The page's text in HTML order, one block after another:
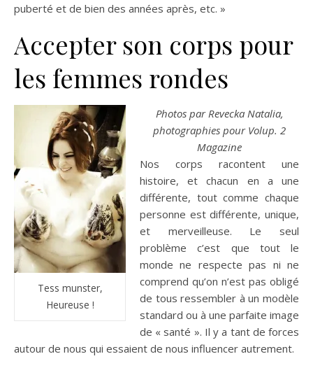
puberté et de bien des années après, etc. »
Accepter son corps pour
les femmes rondes
Tess munster,
Heureuse !
Photos par Revecka Natalia,
photographies pour Volup. 2
Magazine
Nos corps racontent une
histoire, et chacun en a une
différente, tout comme chaque
personne est différente, unique,
et merveilleuse. Le seul
problème c’est que tout le
monde ne respecte pas ni ne
comprend qu’on n’est pas obligé
de tous ressembler à un modèle
standard ou à une parfaite image
de « santé ». Il y a tant de forces
autour de nous qui essaient de nous influencer autrement.